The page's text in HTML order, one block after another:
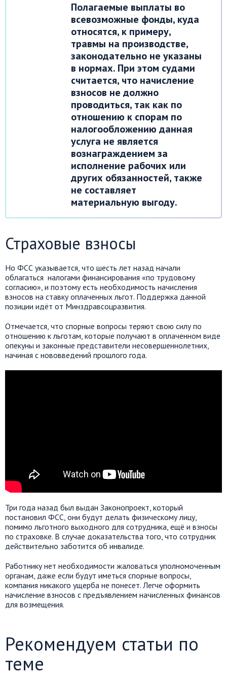
Полагаемые выплаты во
всевозможные фонды, куда
относятся, к примеру,
травмы на производстве,
законодательно не указаны
в нормах. При этом судами
считается, что начисление
взносов не должно
проводиться, так как по
отношению к спорам по
налогообложению данная
услуга не является
вознаграждением за
исполнение рабочих или
других обязанностей, также
не составляет
материальную выгоду.
Страховые взносы
Но ФСС указывается, что шесть лет назад начали
облагаться налогами финансирования «по трудовому
согласию», и поэтому есть необходимость начисления
взносов на ставку оплаченных льгот. Поддержка данной
позиции идёт от Минздравсоцразвития.
Отмечается, что спорные вопросы теряют свою силу по
отношению к льготам, которые получают в оплаченном виде
опекуны и законные представители несовершеннолетних,
начиная с нововведений прошлого года.
Три года назад был выдан Законопроект, который
постановил ФСС, они будут делать физическому лицу,
помимо льготного выходного для сотрудника, ещё и взносы
по страховке. В случае доказательства того, что сотрудник
действительно заботится об инвалиде.
Работнику нет необходимости жаловаться уполномоченным
органам, даже если будут иметься спорные вопросы,
компания никакого ущерба не понесет. Легче оформить
начисление взносов с предъявлением начисленных финансов
для возмещения.
Рекомендуем статьи по
теме